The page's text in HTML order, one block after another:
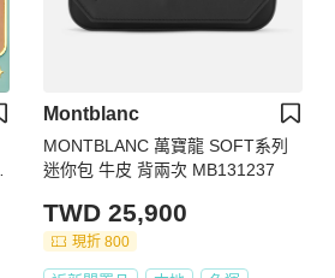
Montblanc
MONTBLANC 萬寶龍 SOFT系列
迷你包 牛皮 背兩次 MB131237
TWD 25,900
現折 800